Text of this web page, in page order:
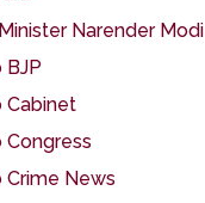
Narender Modi
BJP
Cabinet
Congress
Crime News